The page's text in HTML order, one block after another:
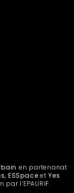
en partenariat
ESSpaceetYes
l’EPAURIF.